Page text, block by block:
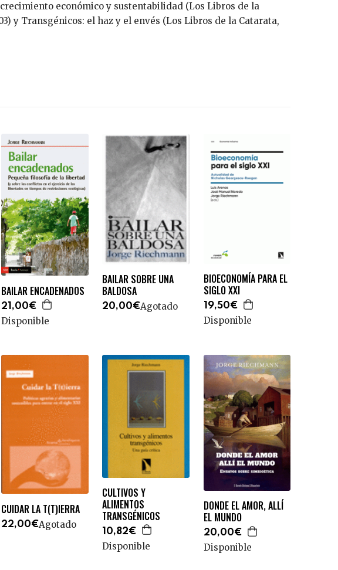
económico y sustentabilidad (Los Libros de la
y Transgénicos: el haz y el envés (Los Libros de la Catarata,
BAILAR ENCADENADOS
21,00€
Disponible
BAILAR SOBRE UNA
BALDOSA
20,00€Agotado
BIOECONOMÍA PARA EL
SIGLO XXI
19,50€
Disponible
CUIDAR LA T(T)IERRA
22,00€Agotado
CULTIVOS Y
ALIMENTOS
TRANSGÉNICOS
10,82€
Disponible
DONDE EL AMOR, ALLÍ
EL MUNDO
20,00€
Disponible